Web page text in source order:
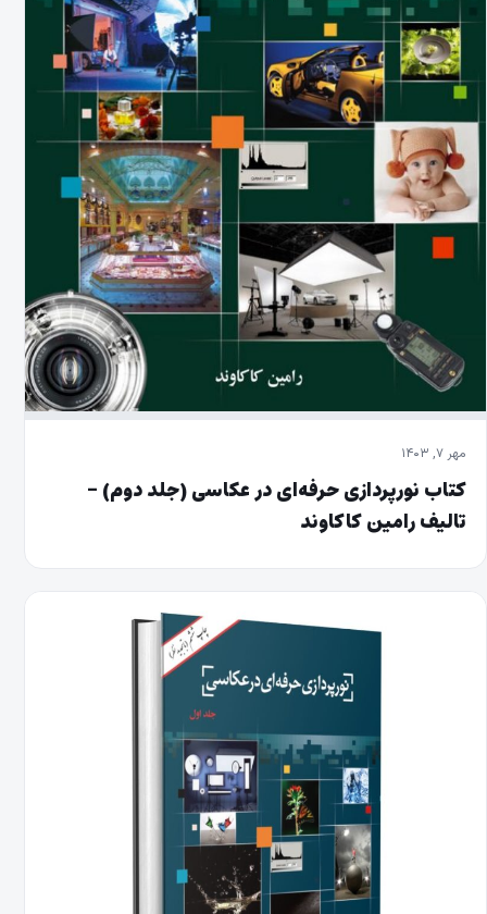
مهر ۷, ۱۴۰۳
کتاب نورپردازی حرفه‌ای در عکاسی (جلد دوم) –
تالیف رامین کاکاوند